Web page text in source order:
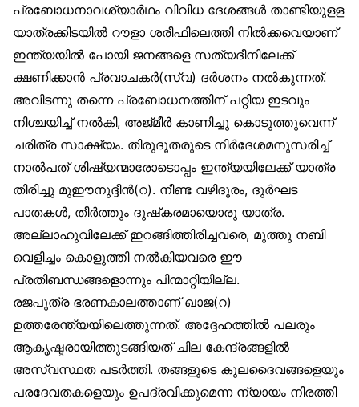
പ്രബോധനാവശ്യാർഥം വിവിധ ദേശങ്ങൾ താണ്ടിയുളള
യാത്രക്കിടയിൽ റൗളാ ശരീഫിലെത്തി നിൽക്കവെയാണ്
ഇന്ത്യയിൽ പോയി ജനങ്ങളെ സത്യദീനിലേക്ക്
ക്ഷണിക്കാൻ പ്രവാചകർ(സ്വ) ദർശനം നൽകുന്നത്.
അവിടന്നു തന്നെ പ്രബോധനത്തിന് പറ്റിയ ഇടവും
നിശ്ചയിച്ച് നൽകി, അജ്മീർ കാണിച്ചു കൊടുത്തുവെന്ന്
ചരിത്ര സാക്ഷ്യം. തിരുദൂതരുടെ നിർദേശമനുസരിച്ച്
നാൽപത് ശിഷ്യന്മാരോടൊപ്പം ഇന്ത്യയിലേക്ക് യാത്ര
തിരിച്ചു മുഈനുദ്ദീൻ(റ). നീണ്ട വഴിദൂരം, ദുർഘട
പാതകൾ, തീർത്തും ദുഷ്‌കരമായൊരു യാത്ര.
അല്ലാഹുവിലേക്ക് ഇറങ്ങിത്തിരിച്ചവരെ, മുത്തു നബി
വെളിച്ചം കൊളുത്തി നൽകിയവരെ ഈ
പ്രതിബന്ധങ്ങളൊന്നും പിന്മാറ്റിയില്ല.
രജപുത്ര ഭരണകാലത്താണ് ഖാജ(റ)
ഉത്തരേന്ത്യയിലെത്തുന്നത്. അദ്ദേഹത്തിൽ പലരും
ആകൃഷ്ടരായിത്തുടങ്ങിയത് ചില കേന്ദ്രങ്ങളിൽ
അസ്വസ്ഥത പടർത്തി. തങ്ങളുടെ കുലദൈവങ്ങളെയും
പരദേവതകളെയും ഉപദ്രവിക്കുമെന്ന ന്യായം നിരത്തി